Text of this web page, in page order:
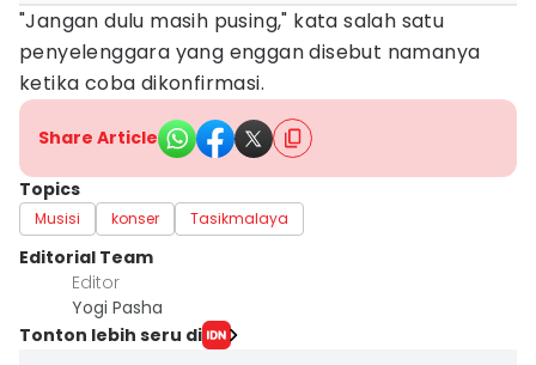
"Jangan dulu masih pusing," kata salah satu
penyelenggara yang enggan disebut namanya
ketika coba dikonfirmasi.
Share Article
Topics
Musisi konser Tasikmalaya
Editorial Team
Editor
Yogi Pasha
Tonton lebih seru di